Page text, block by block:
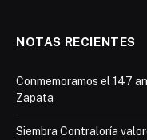
NOTAS RECIENTES
Conmemoramos el 147
Zapata
Siembra Contraloría